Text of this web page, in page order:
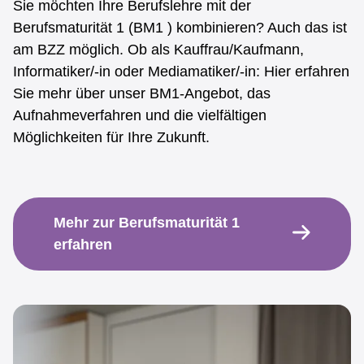
Sie möchten Ihre Berufslehre mit der
Berufsmaturität 1 (BM1 ) kombinieren? Auch das ist
am BZZ möglich. Ob als Kauffrau/Kaufmann,
Informatiker/-in oder Mediamatiker/-in: Hier erfahren
Sie mehr über unser BM1-Angebot, das
Aufnahmeverfahren und die vielfältigen
Möglichkeiten für Ihre Zukunft.
Mehr zur Berufsmaturität 1
erfahren